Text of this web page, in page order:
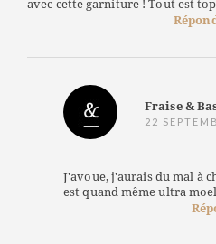
avec cette garniture ! Tout est
Fraise &
22
J'avoue, j'aurais du mal à
est quand même ultra